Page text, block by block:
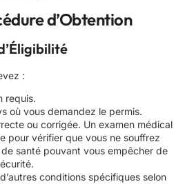
d’Obtention
:
requis.
où vous demandez le permis.
ou corrigée. Un examen médical
pour vérifier que vous ne souffrez
santé pouvant vous empêcher de
conditions spécifiques selon